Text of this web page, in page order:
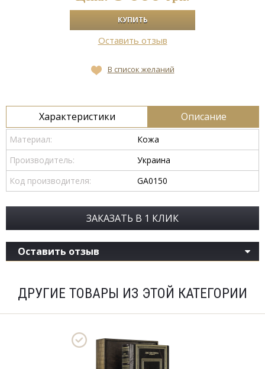
Оставить отзыв
В список желаний
Характеристики Описание
Материал:
Кожа
Производитель:
Украина
Код производителя:
GA0150
ЗАКАЗАТЬ В 1 КЛИК
Оставить отзыв
ДРУГИЕ ТОВАРЫ ИЗ ЭТОЙ КАТЕГОРИИ